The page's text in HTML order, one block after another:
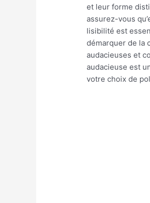
et leur forme
assurez-vous
lisibilité est
démarquer de la
audacieuses et
audacieuse est
votre choix de